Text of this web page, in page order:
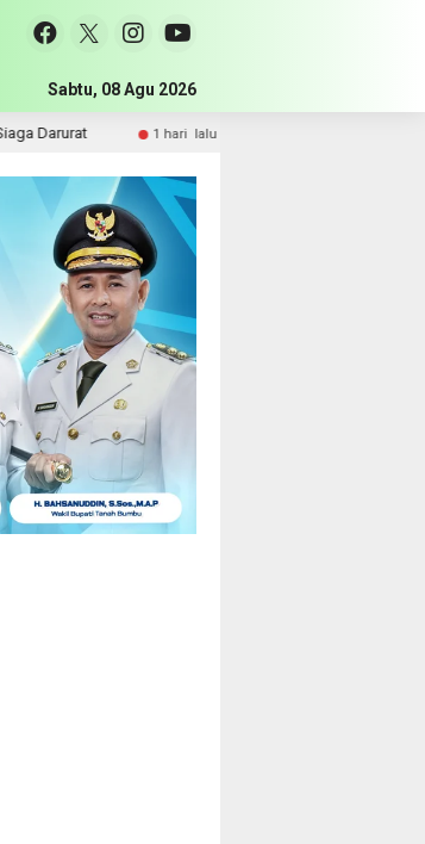
Selatan Pemerintah Kabupaten Tanah
Sabtu, 08 Agu 2026
1 hari lalu Komisi III DPRD Tanah Bumbu